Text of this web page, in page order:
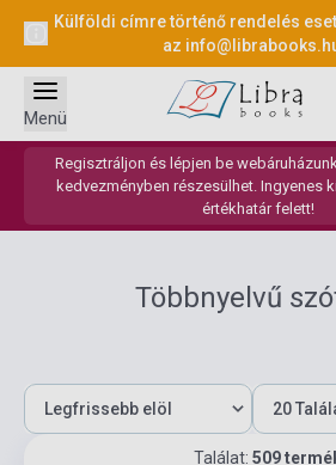
Külföldi címre történő rendelés
az
Regisztráljon és lépjen be
kedvezményben részesülhet. Ingyenes
értékhatár felett!
Menü
Többnyelvű
Találat: 509